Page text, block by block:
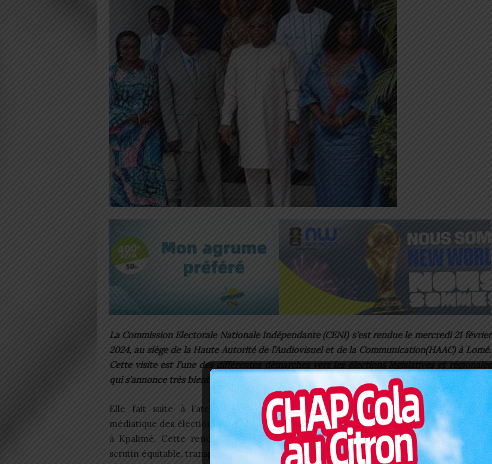
La Commission Electorale Nationale Indépendante (CENI) s’est rendue le mercredi 21 février
2024, au siège de la Haute Autorité de l’Audiovisuel et de la Communication(HAAC) à Lomé.
Cette visite est l’une des différentes démarches vers les élections législatives et régionales
qui s’annonce très bientôt.
Elle fait suite à l’atelier d’adoption des textes réglementaires de la couverture
médiatique des élections législatives et régionale organisé par HAAC, les 15 et 16 février
à Kpalimé. Cette rencontre vise à harmoniser les initiatives en vue d’organiser un
scrutin équitable, transparent et serein.